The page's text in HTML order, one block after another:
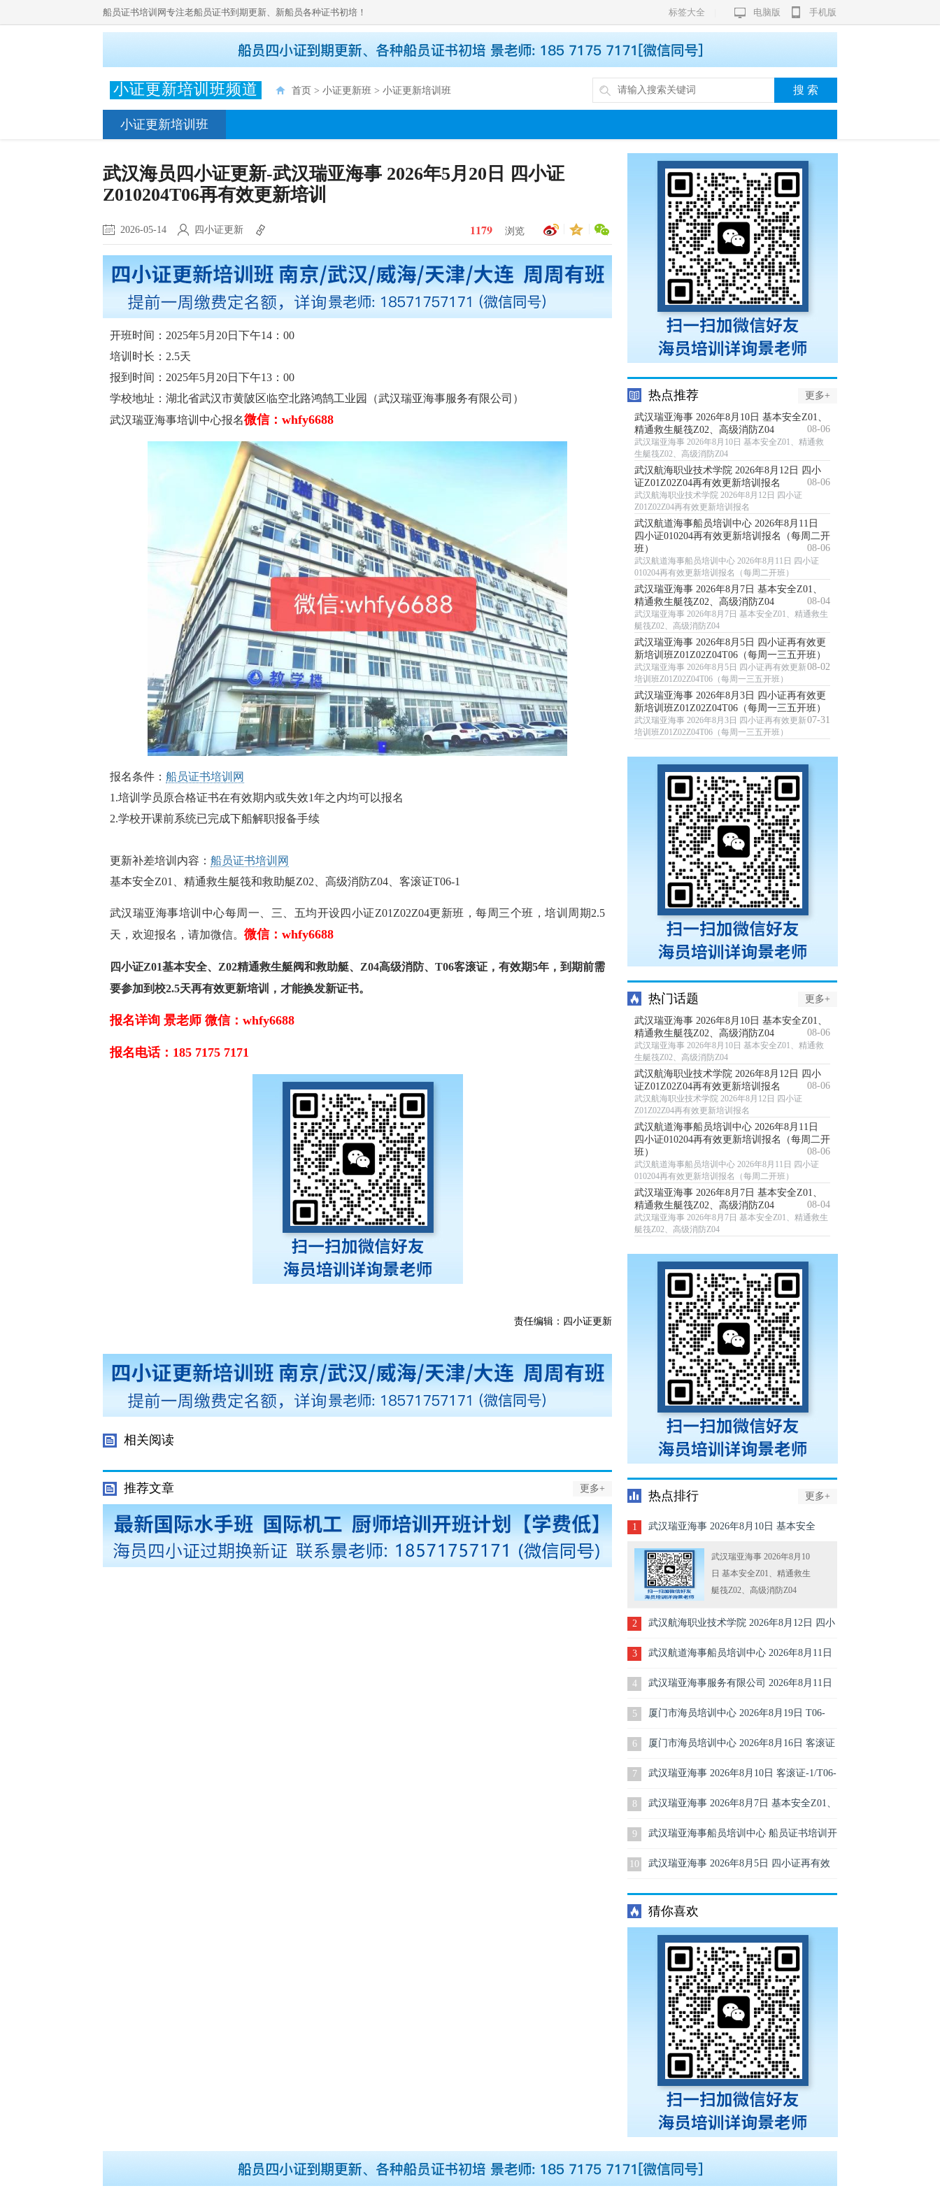
船员证书培训网专注老船员证书到期更新、新船员各种证书初培！ 电脑版 手机版
标签大全
小证更新培训班频道 首页 > 小证更新班 > 小证更新培训班
小证更新培训班
武汉海员四小证更新-武汉瑞亚海事 2026年5月20日 四小证
Z010204T06再有效更新培训
2026-05-14 四小证更新 1179 浏览
开班时间：2025年5月20日下午14：00
培训时长：2.5天
报到时间：2025年5月20日下午13：00
学校地址：湖北省武汉市黄陂区临空北路鸿鹄工业园（武汉瑞亚海事服务有限公司）
武汉瑞亚海事培训中心报名微信：whfy6688
报名条件： 船员证书培训网
1.培训学员原合格证书在有效期内或失效1年之内均可以报名
2.学校开课前系统已完成下船解职报备手续
更新补差培训内容： 船员证书培训网
基本安全Z01、精通救生艇筏和救助艇Z02、高级消防Z04、客滚证T06-1
武汉瑞亚海事培训中心每周一、三、五均开设四小证Z01Z02Z04更新班，每周三个班，培训周期2.5
天，欢迎报名，请加微信。 微信：whfy6688
四小证Z01基本安全、Z02精通救生艇阀和救助艇、Z04高级消防、T06客滚证，有效期5年，到期前需
要参加到校2.5天再有效更新培训 ，才能换发新证书。
报名详询 景老师 微信：whfy6688
报名电话：185 7175 7171
责任编辑：四小证更新
相关阅读
推荐文章 更多+
热点推荐 更多+
武汉瑞亚海事 2026年8月10日 基本安全Z01、
精通救生艇筏Z02、高级消防Z04
08-06
武汉瑞亚海事 2026年8月10日 基本安全Z01、精通救
生艇筏Z02、高级消防Z04
武汉航海职业技术学院 2026年8月12日 四小
证Z01Z02Z04再有效更新培训报名
08-06
武汉航海职业技术学院 2026年8月12日 四小证
Z01Z02Z04再有效更新培训报名
武汉航道海事船员培训中心 2026年8月11日
四小证010204再有效更新培训报名（每周二开
班）
08-06
武汉航道海事船员培训中心 2026年8月11日 四小证
010204再有效更新培训报名（每周二开班）
武汉瑞亚海事 2026年8月7日 基本安全Z01、
精通救生艇筏Z02、高级消防Z04
08-04
武汉瑞亚海事 2026年8月7日 基本安全Z01、精通救生
艇筏Z02、高级消防Z04
武汉瑞亚海事 2026年8月5日 四小证再有效更
新培训班Z01Z02Z04T06（每周一三五开班）
08-02
武汉瑞亚海事 2026年8月5日 四小证再有效更新
培训班Z01Z02Z04T06（每周一三五开班）
武汉瑞亚海事 2026年8月3日 四小证再有效更
新培训班Z01Z02Z04T06（每周一三五开班）
07-31
武汉瑞亚海事 2026年8月3日 四小证再有效更新
培训班Z01Z02Z04T06（每周一三五开班）
热门话题 更多+
武汉瑞亚海事 2026年8月10日 基本安全Z01、
精通救生艇筏Z02、高级消防Z04
08-06
武汉瑞亚海事 2026年8月10日 基本安全Z01、精通救
生艇筏Z02、高级消防Z04
武汉航海职业技术学院 2026年8月12日 四小
证Z01Z02Z04再有效更新培训报名
08-06
武汉航海职业技术学院 2026年8月12日 四小证
Z01Z02Z04再有效更新培训报名
武汉航道海事船员培训中心 2026年8月11日
四小证010204再有效更新培训报名（每周二开
班）
08-06
武汉航道海事船员培训中心 2026年8月11日 四小证
010204再有效更新培训报名（每周二开班）
武汉瑞亚海事 2026年8月7日 基本安全Z01、
精通救生艇筏Z02、高级消防Z04
08-04
武汉瑞亚海事 2026年8月7日 基本安全Z01、精通救生
艇筏Z02、高级消防Z04
热点排行 更多+
1 武汉瑞亚海事 2026年8月10日 基本安全
Z01、精通救生艇筏Z02、高级消防Z04
武汉瑞亚海事 2026年8月10
日 基本安全Z01、精通救生
艇筏Z02、高级消防Z04
2 武汉航海职业技术学院 2026年8月12日 四小
证Z01Z02Z04再有效更新培训报名
3 武汉航道海事船员培训中心 2026年8月11日
四小证010204再有效更新培训报名（每周二
开班）
4 武汉瑞亚海事服务有限公司 2026年8月11日
水手培训开班
5 厦门市海员培训中心 2026年8月19日 T06-
2/T06-3培训开班
6 厦门市海员培训中心 2026年8月16日 客滚证
T06-1培训
7 武汉瑞亚海事 2026年8月10日 客滚证-1/T06-
1/客船船员特殊培训-1培训开班
8 武汉瑞亚海事 2026年8月7日 基本安全Z01、
精通救生艇筏Z02、高级消防Z04
9 武汉瑞亚海事船员培训中心 船员证书培训开
班计划表（2026年8月2日）
10 武汉瑞亚海事 2026年8月5日 四小证再有效
更新培训班Z01Z02Z04T06（每周一三五开
猜你喜欢